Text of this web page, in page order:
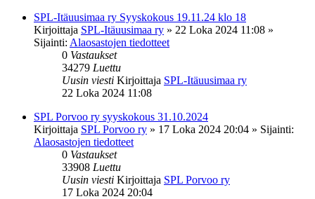
SPL-Itäuusimaa ry Syyskokous 19.11.24 klo 18
Kirjoittaja SPL-Itäuusimaa ry » 22 Loka 2024 11:08 »
Sijainti: Alaosastojen tiedotteet
0 Vastaukset
34279 Luettu
Uusin viesti Kirjoittaja SPL-Itäuusimaa ry
22 Loka 2024 11:08
SPL Porvoo ry syyskokous 31.10.2024
Kirjoittaja SPL Porvoo ry » 17 Loka 2024 20:04 » Sijainti:
Alaosastojen tiedotteet
0 Vastaukset
33908 Luettu
Uusin viesti Kirjoittaja SPL Porvoo ry
17 Loka 2024 20:04